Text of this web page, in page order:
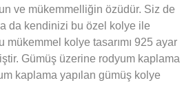
ve mükemmelliğin özüdür. Siz de
da kendinizi bu özel kolye ile
kolye tasarımı 925 ayar
Gümüş üzerine rodyum kaplama
kaplama yapılan gümüş kolye